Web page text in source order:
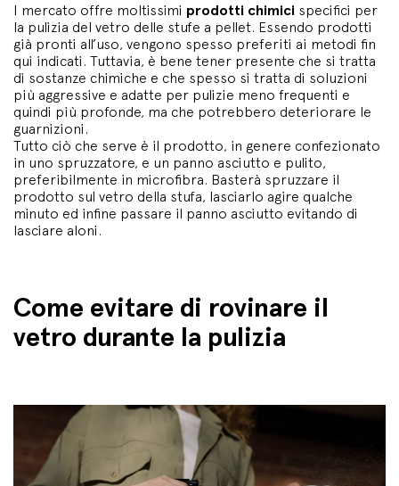
I mercato offre moltissimi prodotti chimici specifici per
la pulizia del vetro delle stufe a pellet. Essendo prodotti
già pronti all’uso, vengono spesso preferiti ai metodi fin
qui indicati. Tuttavia, è bene tener presente che si tratta
di sostanze chimiche e che spesso si tratta di soluzioni
più aggressive e adatte per pulizie meno frequenti e
quindi più profonde, ma che potrebbero deteriorare le
guarnizioni.
Tutto ciò che serve è il prodotto, in genere confezionato
in uno spruzzatore, e un panno asciutto e pulito,
preferibilmente in microfibra. Basterà spruzzare il
prodotto sul vetro della stufa, lasciarlo agire qualche
minuto ed infine passare il panno asciutto evitando di
lasciare aloni.
Come evitare di rovinare il
vetro durante la pulizia